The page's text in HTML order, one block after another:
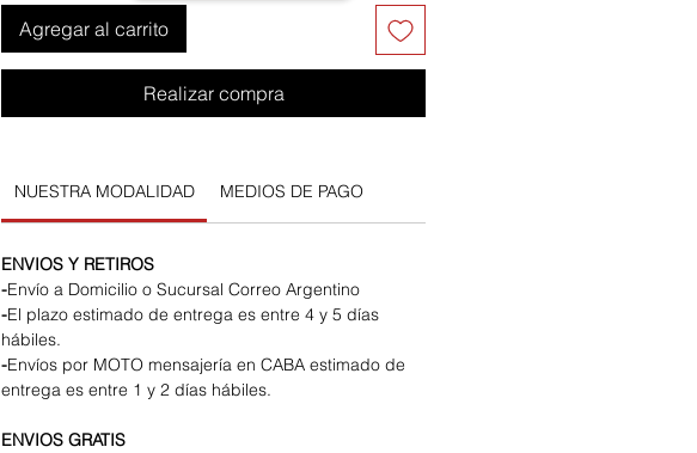
Agregar al carrito
Realizar compra
NUESTRA MODALIDAD MEDIOS DE PAGO
ENVIOS Y RETIROS
-Envío a Domicilio o Sucursal Correo Argentino
-El plazo estimado de entrega es entre 4 y 5 días
hábiles.
-Envíos por MOTO mensajería en CABA estimado de
entrega es entre 1 y 2 días hábiles.
ENVIOS GRATIS